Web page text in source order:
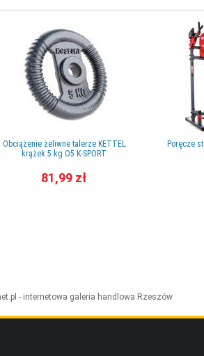
Obciążenie żeliwne talerze KETTEL
krążek 5 kg O5 K-SPORT
81,99 zł
Poręcze
- internetowa galeria handlowa Rzeszów